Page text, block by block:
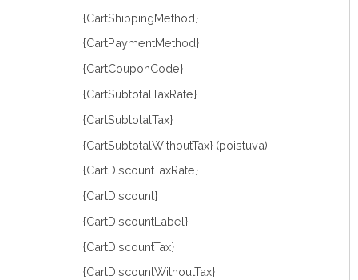
{CartShippingMethod}
{CartPaymentMethod}
{CartCouponCode}
{CartSubtotalTaxRate}
{CartSubtotalTax}
{CartSubtotalWithoutTax} (poistuva)
{CartDiscountTaxRate}
{CartDiscount}
{CartDiscountLabel}
{CartDiscountTax}
{CartDiscountWithoutTax}